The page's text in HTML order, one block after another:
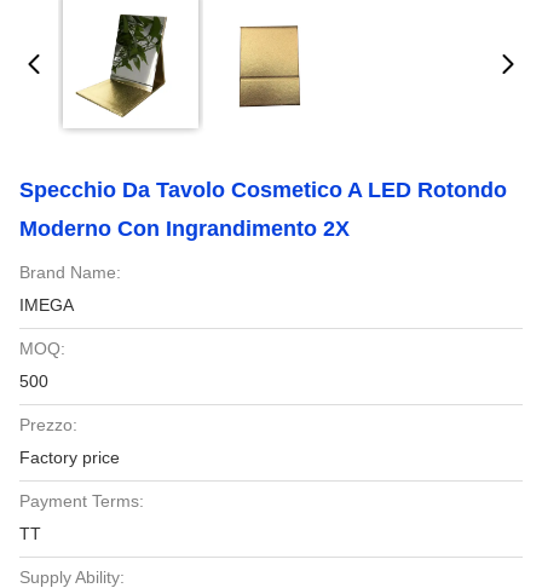
Specchio Da Tavolo Cosmetico A LED Rotondo
Moderno Con Ingrandimento 2X
Brand Name:
IMEGA
MOQ:
500
Prezzo:
Factory price
Payment Terms:
TT
Supply Ability: